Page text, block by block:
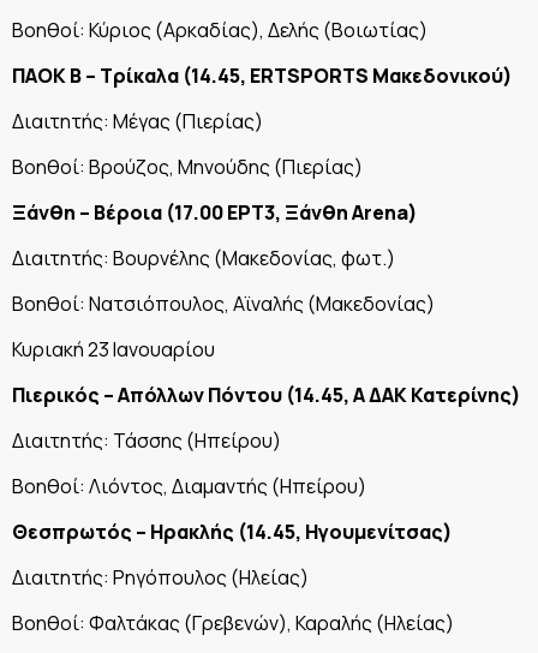
Βοηθοί: Κύριος (Αρκαδίας), Δελής (Βοιωτίας)
ΠΑΟΚ Β – Τρίκαλα (14.45, ERTSPORTS Μακεδονικού)
Διαιτητής: Μέγας (Πιερίας)
Βοηθοί: Βρούζος, Μηνούδης (Πιερίας)
Ξάνθη – Βέροια (17.00 ΕΡΤ3, ΞάνθηArena)
Διαιτητής: Βουρνέλης (Μακεδονίας, φωτ.)
Βοηθοί: Νατσιόπουλος, Αϊναλής (Μακεδονίας)
Κυριακή 23 Ιανουαρίου
Πιερικός – Απόλλων Πόντου (14.45, Α ΔΑΚ Κατερίνης)
Διαιτητής: Τάσσης (Ηπείρου)
Βοηθοί: Λιόντος, Διαμαντής (Ηπείρου)
Θεσπρωτός – Ηρακλής (14.45, Ηγουμενίτσας)
Διαιτητής: Ρηγόπουλος (Ηλείας)
Βοηθοί: Φαλτάκας (Γρεβενών), Καραλής (Ηλείας)